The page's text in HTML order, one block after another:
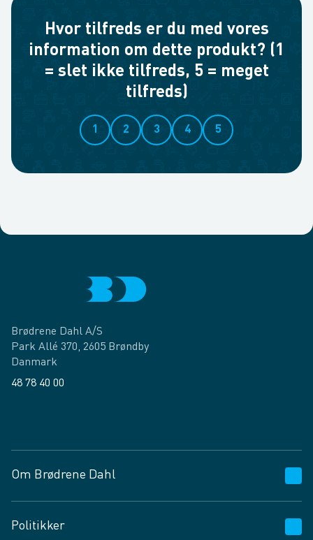
Hvor tilfreds er du med vores
information om dette produkt? (1
= slet ikke tilfreds, 5 = meget
tilfreds)
1 2 3 4 5
Brødrene Dahl A/S
Park Allé 370, 2605 Brøndby
Danmark
48 78 40 00
Om Brødrene Dahl
Vagttelefon 30 10 89 89
Politikker